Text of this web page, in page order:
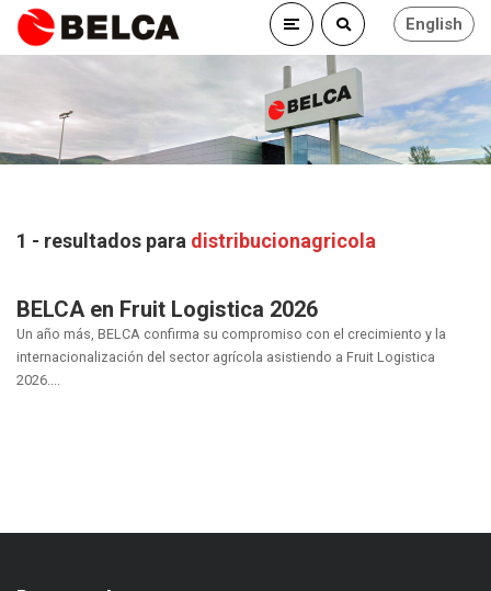
English
1 - resultados para distribucionagricola
BELCA en Fruit Logistica 2026
Un año más, BELCA confirma su compromiso con el crecimiento y la
internacionalización del sector agrícola asistiendo a Fruit Logistica
2026....